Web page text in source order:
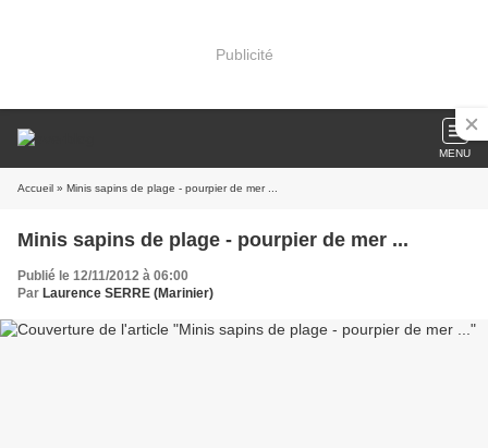
Publicité
MENU
Accueil » Minis sapins de plage - pourpier de mer ...
Minis sapins de plage - pourpier de mer ...
Publié le 12/11/2012 à 06:00
Par Laurence SERRE (Marinier)